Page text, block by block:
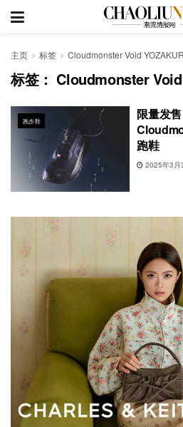
主页 标签 Cloudmonster Void
标签： Cloudmonster
跑步鞋
限量发
跑鞋
2025年3月